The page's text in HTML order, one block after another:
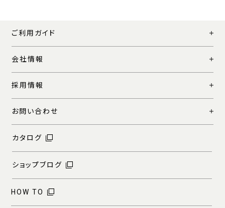
ご利用ガイド
会社情報
採用情報
お問い合わせ
カタログ
ショップブログ
HOW TO